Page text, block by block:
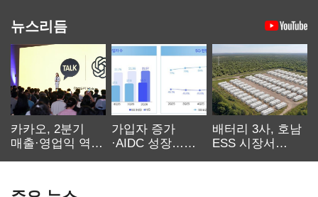
뉴스리듬
카카오, 2분기
매출·영업익 역대
가입자 증가
·AIDC 성장…
배터리 3사, 호남
ESS 시장서